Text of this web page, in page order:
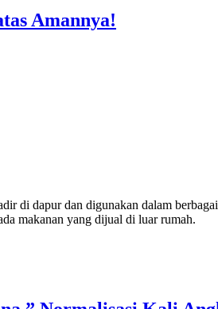
Amannya!
di dapur dan digunakan dalam
makanan yang dijual di luar rumah.